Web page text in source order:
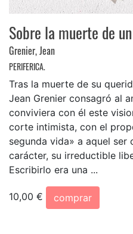
Sobre la muerte de
Grenier, Jean
PERIFERICA.
Tras la muerte de su
Jean Grenier consagró al
conviviera con él este
corte intimista, con el
segunda vida» a aquel
carácter, su irreductible
Escribirlo era una ...
10,00 €
comprar